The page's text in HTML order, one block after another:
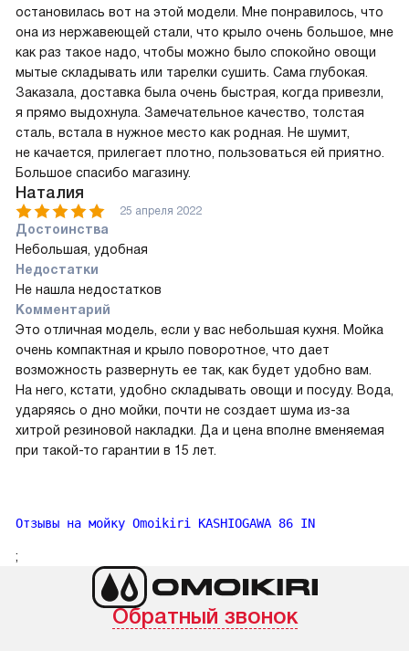
остановилась вот на этой модели. Мне понравилось, что
она из нержавеющей стали, что крыло очень большое, мне
как раз такое надо, чтобы можно было спокойно овощи
мытые складывать или тарелки сушить. Сама глубокая.
Заказала, доставка была очень быстрая, когда привезли,
я прямо выдохнула. Замечательное качество, толстая
сталь, встала в нужное место как родная. Не шумит,
не качается, прилегает плотно, пользоваться ей приятно.
Большое спасибо магазину.
Наталия
25 апреля 2022
Достоинства
Небольшая, удобная
Недостатки
Не нашла недостатков
Комментарий
Это отличная модель, если у вас небольшая кухня. Мойка
очень компактная и крыло поворотное, что дает
возможность развернуть ее так, как будет удобно вам.
На него, кстати, удобно складывать овощи и посуду. Вода,
ударяясь о дно мойки, почти не создает шума из-за
хитрой резиновой накладки. Да и цена вполне вменяемая
при такой-то гарантии в 15 лет.
Отзывы на мойку Omoikiri KASHIOGAWA 86 IN
;
Обратный звонок